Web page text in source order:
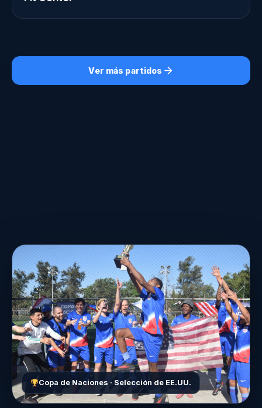
Ver más partidos
Copa de Naciones · Selección de EE.UU.